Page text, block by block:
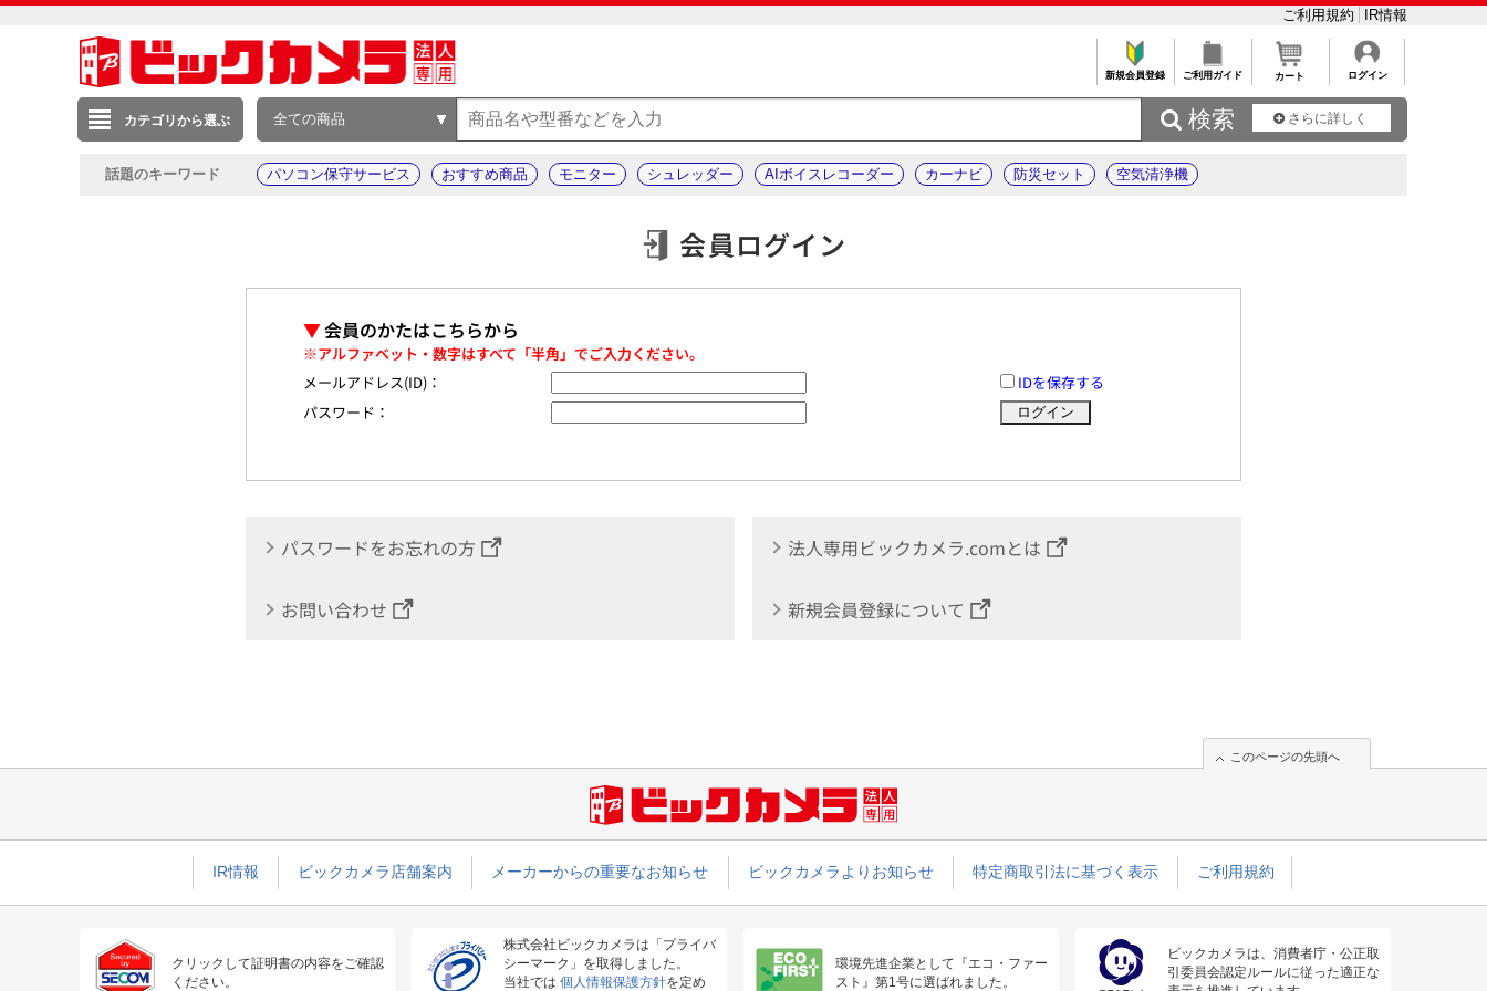
ご利用規約 IR情報
新規会員登録 ご利用ガイド カート ログイン
カテゴリから選ぶ 全ての商品  検索 さらに詳しく
話題のキーワード パソコン保守サービス おすすめ商品 モニター シュレッダー AIボイスレコーダー カーナビ 防災セット 空気清浄機
会員ログイン
▼会員のかたはこちらから
※アルファベット・数字はすべて「半角」でご入力ください。
メールアドレス(ID)：
IDを保存する
パスワード：
パスワードをお忘れの方 法人専用ビックカメラ.comとは
お問い合わせ 新規会員登録について
このページの先頭へ
IR情報 ビックカメラ店舗案内 メーカーからの重要なお知らせ ビックカメラよりお知らせ 特定商取引法に基づく表示 ご利用規約
クリックして証明書の内容をご確認
ください。
株式会社ビックカメラは「プライバ
シーマーク」を取得しました。
当社では 個人情報保護方針を定め
環境先進企業として『エコ・ファー
スト』第1号に選ばれました。
ビックカメラは、消費者庁・公正取
引委員会認定ルールに従った適正な